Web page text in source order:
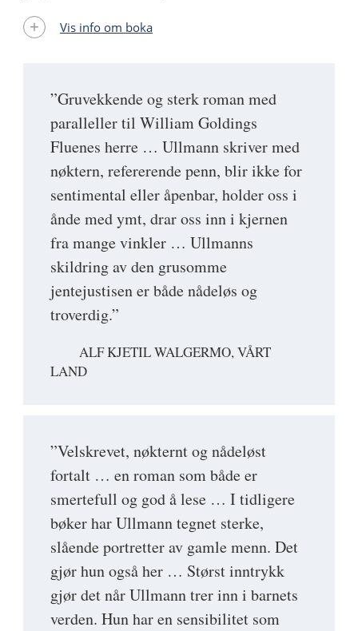
”Gruvekkende og sterk roman med
paralleller til William Goldings
Fluenes herre … Ullmann skriver med
nøktern, refererende penn, blir ikke for
sentimental eller åpenbar, holder oss i
ånde med ymt, drar oss inn i kjernen
fra mange vinkler … Ullmanns
skildring av den grusomme
jentejustisen er både nådeløs og
troverdig.”
ALF KJETIL WALGERMO, VÅRT
LAND
”Velskrevet, nøkternt og nådeløst
fortalt … en roman som både er
smertefull og god å lese … I tidligere
bøker har Ullmann tegnet sterke,
slående portretter av gamle menn. Det
gjør hun også her … Størst inntrykk
gjør det når Ullmann trer inn i barnets
verden. Hun har en sensibilitet som
Vis info om boka